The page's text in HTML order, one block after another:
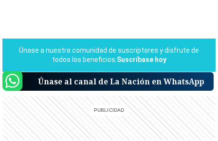
Únase al canal de La Nación en WhatsApp